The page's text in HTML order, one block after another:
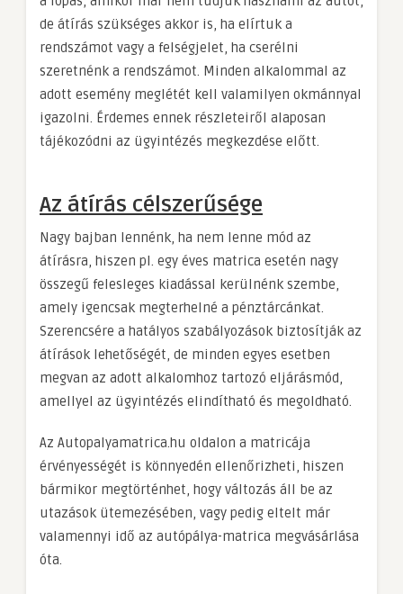
de átírás szükséges akkor is, ha elírtuk a
rendszámot vagy a felségjelet, ha cserélni
szeretnénk a rendszámot. Minden alkalommal az
adott esemény meglétét kell valamilyen okmánnyal
igazolni. Érdemes ennek részleteiről alaposan
tájékozódni az ügyintézés megkezdése előtt.
Az átírás célszerűsége
Nagy bajban lennénk, ha nem lenne mód az
átírásra, hiszen pl. egy éves matrica esetén nagy
összegű felesleges kiadással kerülnénk szembe,
amely igencsak megterhelné a pénztárcánkat.
Szerencsére a hatályos szabályozások biztosítják az
átírások lehetőségét, de minden egyes esetben
megvan az adott alkalomhoz tartozó eljárásmód,
amellyel az ügyintézés elindítható és megoldható.
Az Autopalyamatrica.hu oldalon a matricája
érvényességét is könnyedén ellenőrizheti, hiszen
bármikor megtörténhet, hogy változás áll be az
utazások ütemezésében, vagy pedig eltelt már
valamennyi idő az autópálya-matrica megvásárlása
óta.